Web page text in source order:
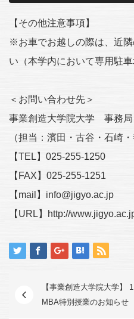
【その他注意事項】
※お車でお越しの際は、近
い（本学内において専用駐
＜お問い合わせ先＞
事業創造大学院大学 事務局
（担当：濱田・古谷・石崎・
【TEL】025-255-1250
【FAX】025-255-1251
【mail】info@jigyo.ac.jp
【URL】http://
【事業創造大学院大学】
MBA特別授業のお知らせ